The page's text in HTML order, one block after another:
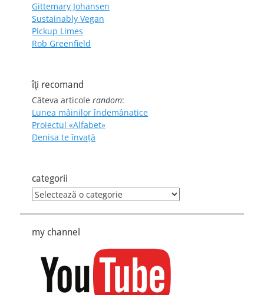
Gittemary Johansen
Sustainably Vegan
Pickup Limes
Rob Greenfield
îţi recomand
Câteva articole random:
Lunea mâinilor îndemânatice
Proiectul «Alfabet»
Denisa te învaţă
categorii
categorii
my channel